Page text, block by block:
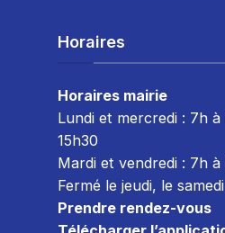
Horaires
Horaires mairie
Lundi et mercredi : 7h à
15h30
Mardi et vendredi : 7h à
Fermé le jeudi, le
Prendre rendez-vous